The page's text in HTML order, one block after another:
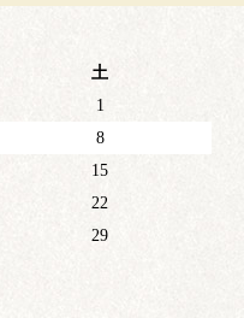
土
1
8
15
22
29